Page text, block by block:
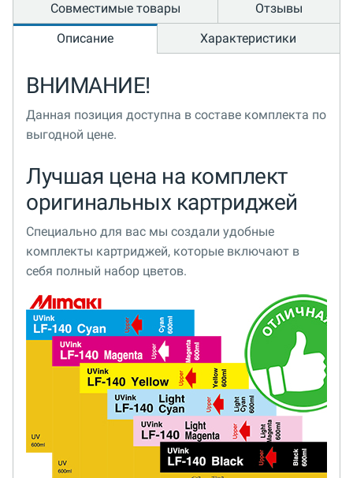
Совместимые товары
Отзывы
Описание
Характеристики
ВНИМАНИЕ!
Данная позиция доступна в составе комплекта по
выгодной цене.
Лучшая цена на комплект
оригинальных картриджей
Специально для вас мы создали удобные
комплекты картриджей, которые включают в
себя полный набор цветов.